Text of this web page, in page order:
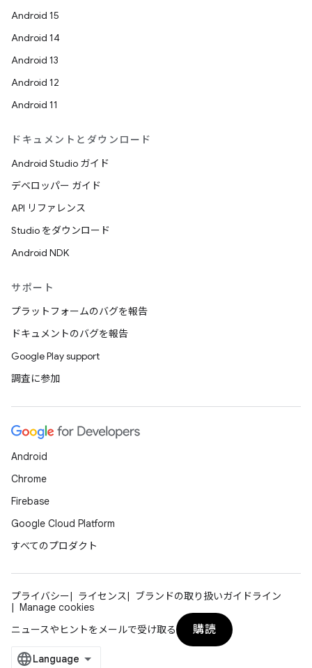
Android 15
Android 14
Android 13
Android 12
Android 11
ドキュメントとダウンロード
Android Studio ガイド
デベロッパー ガイド
API リファレンス
Studio をダウンロード
Android NDK
サポート
プラットフォームのバグを報告
ドキュメントのバグを報告
Google Play support
調査に参加
Android
Chrome
Firebase
Google Cloud Platform
すべてのプロダクト
プライバシー ライセンス
ブランドの取り扱いガイドライン
Manage cookies
ニュースやヒントをメールで受け取る
購読